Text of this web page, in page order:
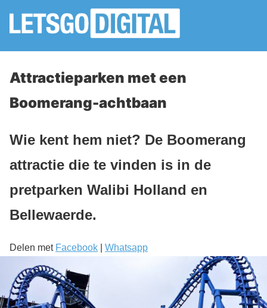
Attractieparken met een
Boomerang-achtbaan
Wie kent hem niet? De Boomerang
attractie die te vinden is in de
pretparken Walibi Holland en
Bellewaerde.
Delen met Facebook Whatsapp